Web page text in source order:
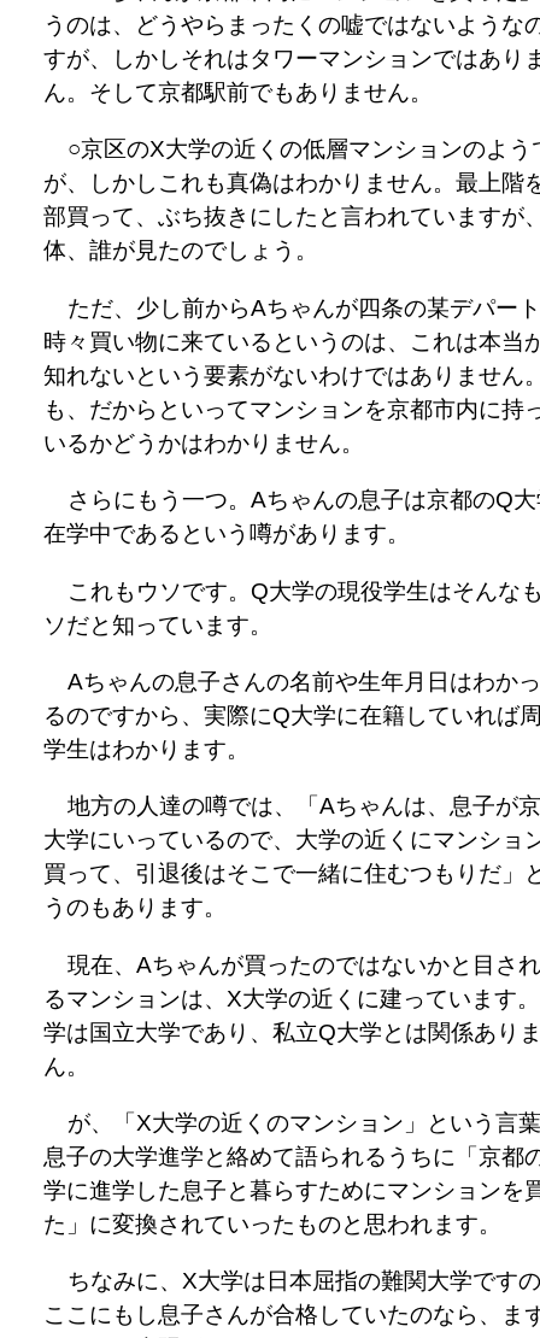
うのは、どうやらまったくの嘘ではないような
すが、しかしそれはタワーマンションではあり
ん。そして京都駅前でもありません。
○京区のX大学の近くの低層マンションのよう
が、しかしこれも真偽はわかりません。最上階
部買って、ぶち抜きにしたと言われていますが
体、誰が見たのでしょう。
ただ、少し前からAちゃんが四条の某デパー
時々買い物に来ているというのは、これは本当
知れないという要素がないわけではありません
も、だからといってマンションを京都市内に持
いるかどうかはわかりません。
さらにもう一つ。Aちゃんの息子は京都のQ
在学中であるという噂があります。
これもウソです。Q大学の現役学生はそんな
ソだと知っています。
Aちゃんの息子さんの名前や生年月日はわか
るのですから、実際にQ大学に在籍していれば
学生はわかります。
地方の人達の噂では、「Aちゃんは、息子が
大学にいっているので、大学の近くにマンショ
買って、引退後はそこで一緒に住むつもりだ」
うのもあります。
現在、Aちゃんが買ったのではないかと目さ
るマンションは、X大学の近くに建っています
学は国立大学であり、私立Q大学とは関係あり
ん。
が、「X大学の近くのマンション」という言
息子の大学進学と絡めて語られるうちに「京都
学に進学した息子と暮らすためにマンションを
た」に変換されていったものと思われます。
ちなみに、X大学は日本屈指の難関大学です
ここにもし息子さんが合格していたのなら、ま